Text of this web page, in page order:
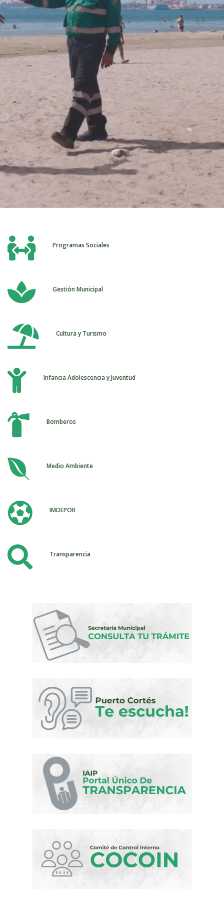
 Programas Sociales
 Gestión Municipal
 Cultura y Turismo
 Infancia Adolescencia y Juventud
 Bomberos
 Medio Ambiente
 IMDEPOR
 Transparencia